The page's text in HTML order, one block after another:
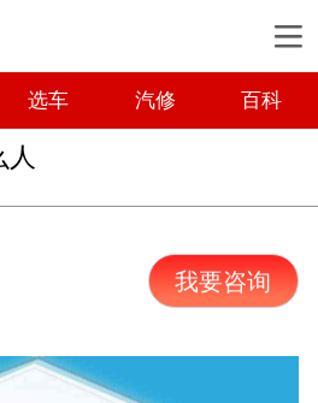
选车 汽修 百科
人
我要咨询